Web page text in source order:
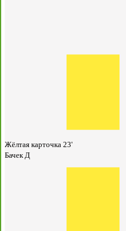
Жёлтая карточка 23'
Бачек Д